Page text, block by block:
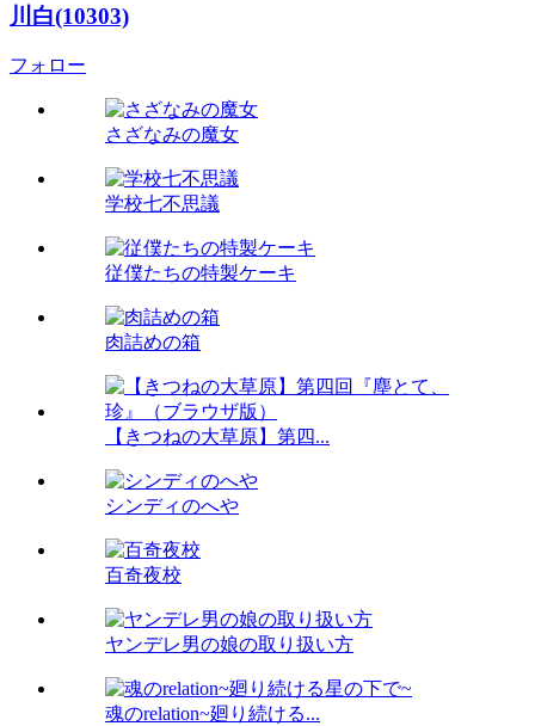
川白(10303)
フォロー
さざなみの魔女
学校七不思議
従僕たちの特製ケーキ
肉詰めの箱
【きつねの大草原】第四...
シンディのへや
百奇夜校
ヤンデレ男の娘の取り扱い方
魂のrelation~廻り続ける...